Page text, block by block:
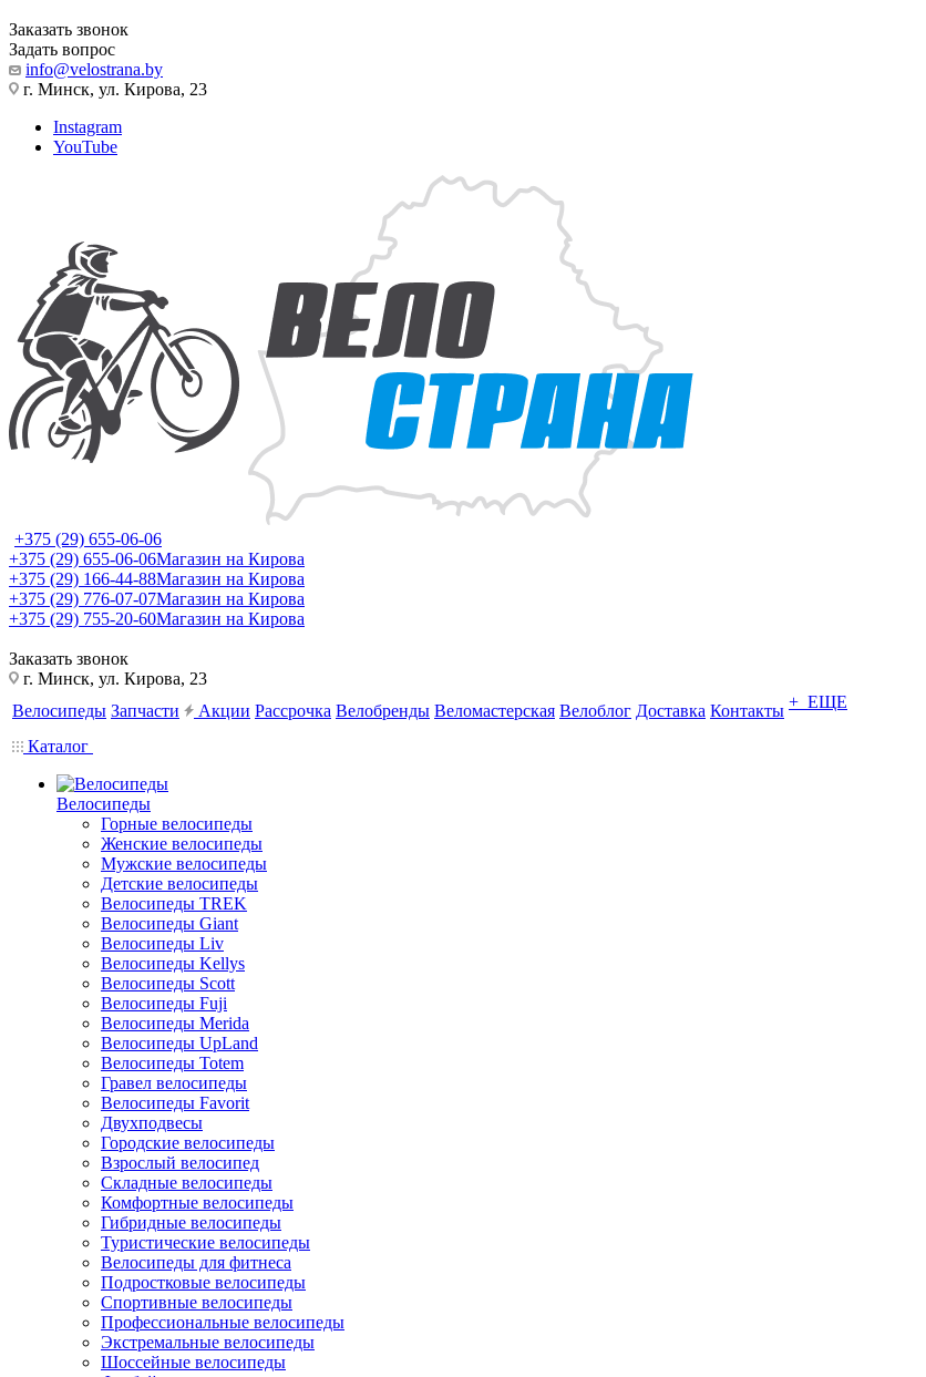
Заказать звонок
Задать вопрос
info@velostrana.by
г. Минск, ул. Кирова, 23
Instagram
YouTube
+375 (29) 655-06-06
+375 (29) 655-06-06Магазин на Кирова
+375 (29) 166-44-88Магазин на Кирова
+375 (29) 776-07-07Магазин на Кирова
+375 (29) 755-20-60Магазин на Кирова
Заказать звонок
г. Минск, ул. Кирова, 23
Велосипеды Запчасти Акции Рассрочка Велобренды Веломастерская Велоблог Доставка Контакты + ЕЩЕ
Каталог
Велосипеды
Горные велосипеды
Женские велосипеды
Мужские велосипеды
Детские велосипеды
Велосипеды TREK
Велосипеды Giant
Велосипеды Liv
Велосипеды Kellys
Велосипеды Scott
Велосипеды Fuji
Велосипеды Merida
Велосипеды UpLand
Велосипеды Totem
Гравел велосипеды
Велосипеды Favorit
Двухподвесы
Городские велосипеды
Взрослый велосипед
Складные велосипеды
Комфортные велосипеды
Гибридные велосипеды
Туристические велосипеды
Велосипеды для фитнеса
Подростковые велосипеды
Спортивные велосипеды
Профессиональные велосипеды
Экстремальные велосипеды
Шоссейные велосипеды